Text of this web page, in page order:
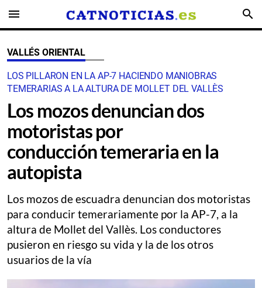
menu search
VALLÉS ORIENTAL
LOS PILLARON EN LA AP-7 HACIENDO MANIOBRAS
TEMERARIAS A LA ALTURA DE MOLLET DEL VALLÈS
Los mozos denuncian dos
motoristas por
conducción temeraria en la
autopista
Los mozos de escuadra denuncian dos motoristas
para conducir temerariamente por la AP-7, a la
altura de Mollet del Vallès. Los conductores
pusieron en riesgo su vida y la de los otros
usuarios de la vía